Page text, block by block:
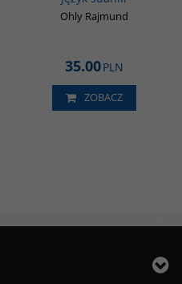
Ohly Rajmund
35.00PLN
ZOBACZ